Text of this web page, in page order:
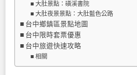
大肚景點：磺溪書院
大肚夜景景點：大肚藍色公路
台中鄉鎮區景點地圖
台中限時套票優惠
台中旅遊快速攻略
相關